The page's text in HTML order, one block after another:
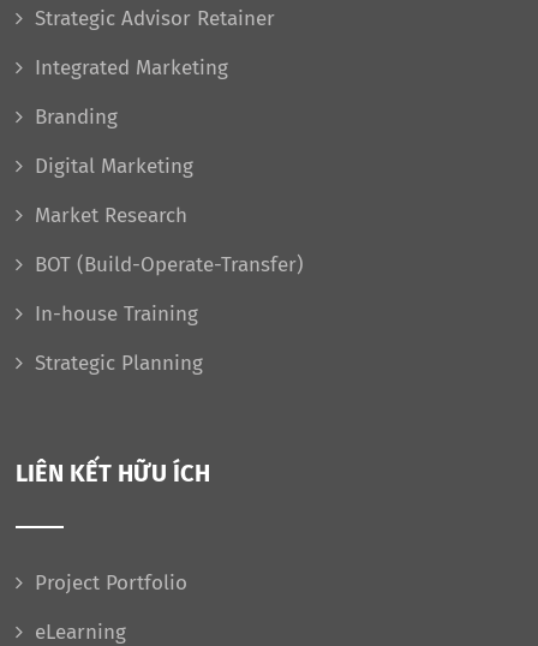
Strategic Advisor Retainer
Integrated Marketing
Branding
Digital Marketing
Market Research
BOT (Build-Operate-Transfer)
In-house Training
Strategic Planning
LIÊN KẾT HỮU ÍCH
Project Portfolio
eLearning